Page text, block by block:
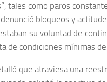
tales como paros
bloqueos y
su voluntad de
de condiciones mínimas
que atraviesa una